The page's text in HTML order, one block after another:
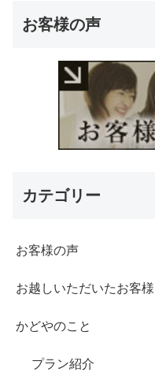
お客様の声
カテゴリー
お客様の声
お越しいただいたお客様
かどやのこと
プラン紹介